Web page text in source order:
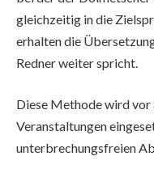
gleichzeitig in die
erhalten die
Redner weiter spricht.
Diese Methode wird
Veranstaltungen
unterbrechungsfreien